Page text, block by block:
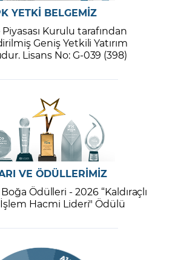
YETKİ BELGEMİZ
Kurulu tarafından
Geniş Yetkili Yatırım
Lisans No: G-039 (398)
VE ÖDÜLLERİMİZ
Boğa Ödülleri - 2026 “Kaldıraçlı
Hacmi Lideri" Ödülü